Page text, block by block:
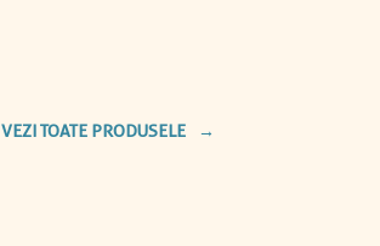
VEZI TOATE PRODUSELE